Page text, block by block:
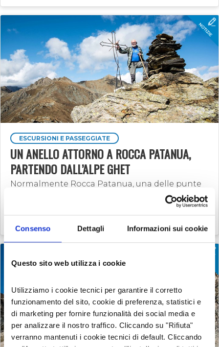
Consenso Dettagli Informazioni sui cookie
Questo sito web utilizza i cookie
Utilizziamo i cookie tecnici per garantire il corretto
funzionamento del sito, cookie di preferenza, statistici e
di marketing per fornire funzionalità dei social media e
per analizzare il nostro traffico. Cliccando su "Rifiuta"
verranno mantenuti i cookie tecnici di default. Cliccando
ESCURSIONI E PASSEGGIATE
UN ANELLO ATTORNO A ROCCA PATANUA,
PARTENDO DALL’ALPE GHET
Normalmente Rocca Patanua, una delle punte
che dominano il vallone del Gravio di Condove,
la si raggiunge partendo dalla Cappella di
Prarotto. Noi, volendo fare un anello insolito